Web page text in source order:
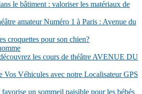
le bâtiment : valoriser les matériaux de
amateur Numéro 1 à Paris : Avenue du
croquettes pour son chien?
les cours de théâtre AVENUE DU
Vos Véhicules avec notre Localisateur GPS
un sommeil paisible pour les bébés